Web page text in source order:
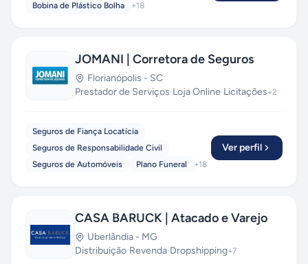
Bobina de Plástico Bolha
+18
JOMANI | Corretora de Seguros
Florianópolis - SC
Prestador de Serviços·Loja Online·Licitações+2
Seguros de Fiança Locatícia
Seguros de Responsabilidade Civil
Seguros de Automóveis
Plano Funeral +18
Ver perfil
CASA BARUCK | Atacado e Varejo
Uberlândia - MG
Distribuição·Revenda·Dropshipping+7